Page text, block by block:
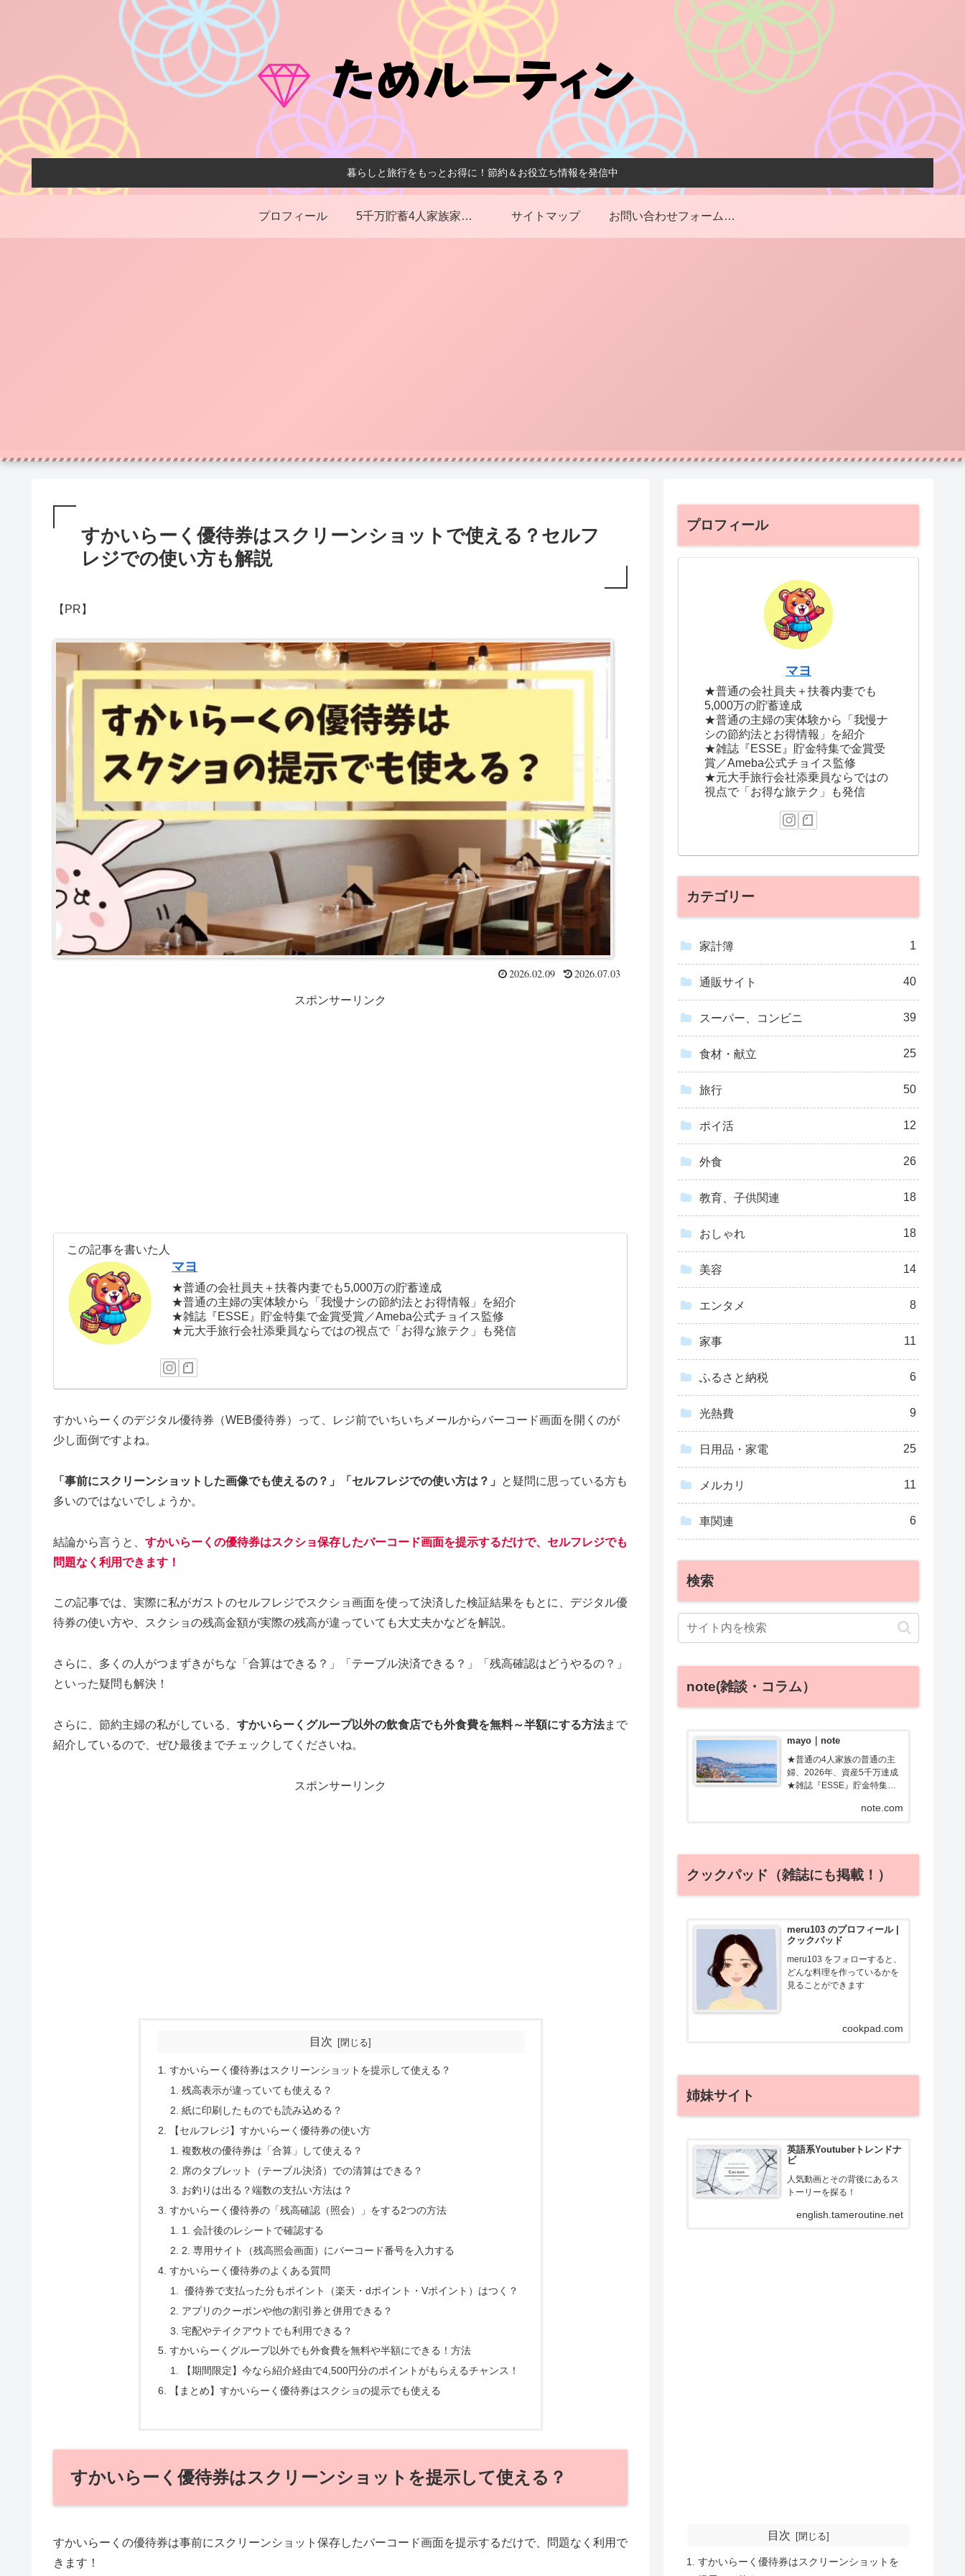
暮らしと旅行をもっとお得に！節約＆お役立ち情報を発信中
プロフィール 5千万貯蓄4人家族家計簿 サイトマップ お問い合わせフォーム・お仕事のご依頼
すかいらーく優待券はスクリーンショットで使える？セルフ
レジでの使い方も解説
【PR】
2026.02.09 2026.07.03
スポンサーリンク
この記事を書いた人
マヨ
★普通の会社員夫＋扶養内妻でも5,000万の貯蓄達成
★普通の主婦の実体験から「我慢ナシの節約法とお得情報」を紹介
★雑誌『ESSE』貯金特集で金賞受賞／Ameba公式チョイス監修
★元大手旅行会社添乗員ならではの視点で「お得な旅テク」も発信
すかいらーくのデジタル優待券（WEB優待券）って、レジ前でいちいちメールからバーコード画面を開くのが
少し面倒ですよね。
「事前にスクリーンショットした画像でも使えるの？」「セルフレジでの使い方は？」
と疑問に思っている方も
多いのではないでしょうか。
結論から言うと、 すかいらーくの優待券はスクショ保存したバーコード画面を提示するだけで、セルフレジでも
問題なく利用できます！
この記事では、実際に私がガストのセルフレジでスクショ画面を使って決済した検証結果をもとに、デジタル優
待券の使い方や、スクショの残高金額が実際の残高が違っていても大丈夫かなどを解説。
さらに、多くの人がつまずきがちな「合算はできる？」「テーブル決済できる？」「残高確認はどうやるの？」
といった疑問も解決！
さらに、節約主婦の私がしている、 すかいらーくグループ以外の飲食店でも外食費を無料～半額にする方法まで
紹介しているので、ぜひ最後までチェックしてくださいね。
スポンサーリンク
目次
すかいらーく優待券はスクリーンショットを提示して使える？
残高表示が違っていても使える？
紙に印刷したものでも読み込める？
【セルフレジ】すかいらーく優待券の使い方
複数枚の優待券は「合算」して使える？
席のタブレット（テーブル決済）での清算はできる？
お釣りは出る？端数の支払い方法は？
すかいらーく優待券の「残高確認（照会）」をする2つの方法
1. 会計後のレシートで確認する
2. 専用サイト（残高照会画面）にバーコード番号を入力する
すかいらーく優待券のよくある質問
優待券で支払った分もポイント（楽天・dポイント・Vポイント）はつく？
アプリのクーポンや他の割引券と併用できる？
宅配やテイクアウトでも利用できる？
すかいらーくグループ以外でも外食費を無料や半額にできる！方法
【期間限定】今なら紹介経由で4,500円分のポイントがもらえるチャンス！
【まとめ】すかいらーく優待券はスクショの提示でも使える
すかいらーく優待券はスクリーンショットを提示して使える？
すかいらーくの優待券は事前にスクリーンショット保存したバーコード画面を提示するだけで、問題なく利用で
きます！
プロフィール
マヨ
★普通の会社員夫＋扶養内妻でも
5,000万の貯蓄達成
★普通の主婦の実体験から「我慢ナ
シの節約法とお得情報」を紹介
★雑誌『ESSE』貯金特集で金賞受
賞／Ameba公式チョイス監修
★元大手旅行会社添乗員ならではの
視点で「お得な旅テク」も発信
カテゴリー
家計簿 1
通販サイト 40
スーパー、コンビニ 39
食材・献立 25
旅行 50
ポイ活 12
外食 26
教育、子供関連 18
おしゃれ 18
美容 14
エンタメ 8
家事 11
ふるさと納税 6
光熱費 9
日用品・家電 25
メルカリ 11
車関連 6
検索
note(雑談・コラム）
mayo｜note
★普通の4人家族の普通の主
婦、2026年、資産5千万達成
★雑誌『ESSE』貯金特集で
修★元添乗員・調理師免許フ
note.com
クックパッド（雑誌にも掲載！）
meru103 のプロフィール |
クックパッド
meru103 をフォローすると、
どんな料理を作っているかを
見ることができます
cookpad.com
姉妹サイト
英語系Youtuberトレンドナ
ビ
人気動画とその背後にあるス
トーリーを探る！
english.tameroutine.net
目次
すかいらーく優待券はスクリーンショットを